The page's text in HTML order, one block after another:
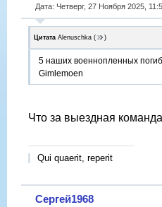
Дата: Четверг, 27 Ноября 2025,
Цитата Alenuschka ( )
5 наших военнопленных
Gimlemoen
Что за выездная
Qui quaerit, reperit
Сергей1968